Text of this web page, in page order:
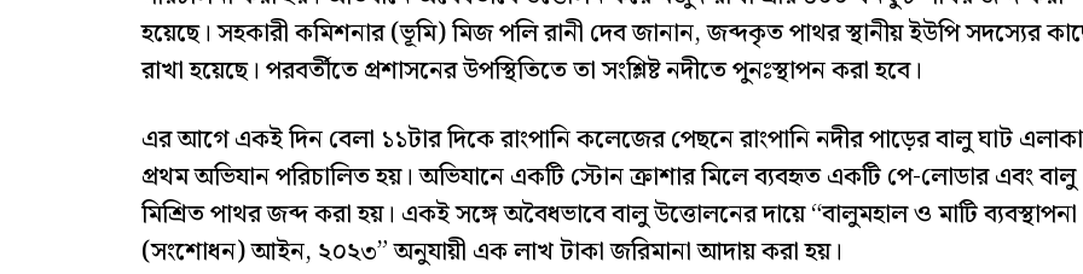
হয়েছে। সহকারী কমিশনার (ভূমি) মিজ পলি রানী দেব জানান, জব্দকৃত পাথর স্থানীয় ইউপি সদস্যের
রাখা হয়েছে। পরবর্তীতে প্রশাসনের উপস্থিতিতে তা সংশ্লিষ্ট নদীতে পুনঃস্থাপন করা হবে।
এর আগে একই দিন বেলা ১১টার দিকে রাংপানি কলেজের পেছনে রাংপানি নদীর পাড়ের বালু ঘাট
প্রথম অভিযান পরিচালিত হয়। অভিযানে একটি স্টোন ক্রাশার মিলে ব্যবহৃত একটি পে-লোডার এবং বালু
মিশ্রিত পাথর জব্দ করা হয়। একই সঙ্গে অবৈধভাবে বালু উত্তোলনের দায়ে “বালুমহাল ও মাটি ব্যবস্থাপনা
(সংশোধন) আইন, ২০২৩” অনুযায়ী এক লাখ টাকা জরিমানা আদায় করা হয়।